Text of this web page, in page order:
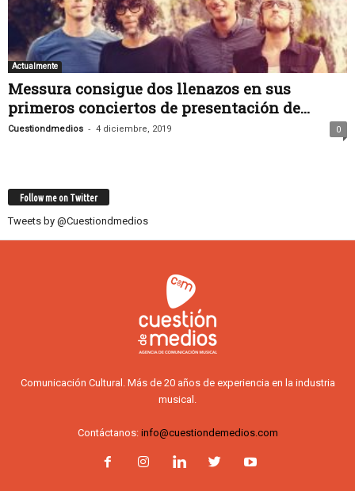
Actualmente
Messura consigue dos llenazos en sus
primeros conciertos de presentación de...
Cuestiondmedios - 4 diciembre, 2019 0
Follow me on Twitter
Tweets by @Cuestiondmedios
Comunicación Cultural. Más de 20 años de experiencia en la industria
musical.
Contáctanos: info@cuestiondemedios.com